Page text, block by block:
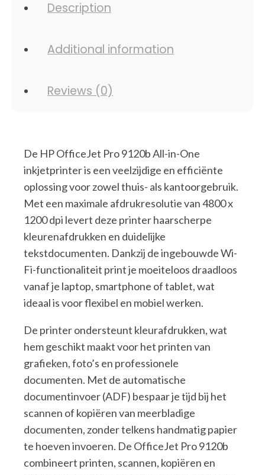
Description
Additional information
Reviews (0)
De HP OfficeJet Pro 9120b All-in-One
inkjetprinter is een veelzijdige en efficiënte
oplossing voor zowel thuis- als kantoorgebruik.
Met een maximale afdrukresolutie van 4800 x
1200 dpi levert deze printer haarscherpe
kleurenafdrukken en duidelijke
tekstdocumenten. Dankzij de ingebouwde Wi-
Fi-functionaliteit print je moeiteloos draadloos
vanaf je laptop, smartphone of tablet, wat
ideaal is voor flexibel en mobiel werken.
De printer ondersteunt kleurafdrukken, wat
hem geschikt maakt voor het printen van
grafieken, foto’s en professionele
documenten. Met de automatische
documentinvoer (ADF) bespaar je tijd bij het
scannen of kopiëren van meerbladige
documenten, zonder telkens handmatig papier
te hoeven invoeren. De OfficeJet Pro 9120b
combineert printen, scannen, kopiëren en